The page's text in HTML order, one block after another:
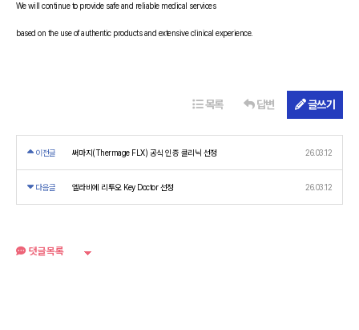
We will continue to provide safe and reliable medical services
based on the use of authentic products and extensive clinical experience.
목록 답변 글쓰기
이전글 써마지(Thermage FLX) 공식 인증 클리닉 선정 26.03.12
다음글 엘라비에 리투오 Key Doctor 선정 26.03.12
댓글목록